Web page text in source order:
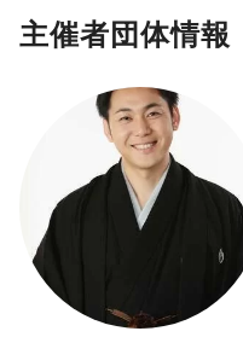
主催者団体情報